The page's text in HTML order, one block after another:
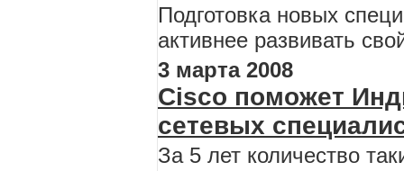
Подготовка новых
активнее развивать
3 марта 2008
Cisco поможет
сетевых
За 5 лет количество